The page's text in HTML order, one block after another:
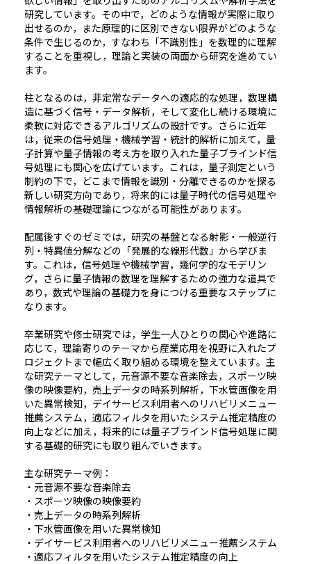
研究しています。その中で，どのような情報が実際に取り
出せるのか，また原理的に区別できない限界がどのような
条件で生じるのか，すなわち「不識別性」を数理的に理解
することを重視し，理論と実装の両面から研究を進めてい
ます。
柱となるのは，非定常なデータへの適応的な処理，数理構
造に基づく信号・データ解析，そして変化し続ける環境に
柔軟に対応できるアルゴリズムの設計です。さらに近年
は，従来の信号処理・機械学習・統計的解析に加えて，量
子計算や量子情報の考え方を取り入れた量子ブラインド信
号処理にも関心を広げています。これは，量子測定という
制約の下で，どこまで情報を識別・分離できるのかを探る
新しい研究方向であり，将来的には量子時代の信号処理や
情報解析の基礎理論につながる可能性があります。
配属後すぐのゼミでは，研究の基盤となる射影・一般逆行
列・特異値分解などの「発展的な線形代数」から学びま
す。これは，信号処理や機械学習，幾何学的なモデリン
グ，さらに量子情報の数理を理解するための強力な道具で
あり，数式や理論の基礎力を身につける重要なステップに
なります。
卒業研究や修士研究では，学生一人ひとりの関心や進路に
応じて，理論寄りのテーマから産業応用を視野に入れたプ
ロジェクトまで幅広く取り組める環境を整えています。主
な研究テーマとして，元音源不要な音楽除去，スポーツ映
像の映像要約，売上データの時系列解析，下水管画像を用
いた異常検知，デイサービス利用者へのリハビリメニュー
推薦システム，適応フィルタを用いたシステム推定精度の
向上などに加え，将来的には量子ブラインド信号処理に関
する基礎的研究にも取り組んでいきます。
主な研究テーマ例：
・元音源不要な音楽除去
・スポーツ映像の映像要約
・売上データの時系列解析
・下水管画像を用いた異常検知
・デイサービス利用者へのリハビリメニュー推薦システム
・適応フィルタを用いたシステム推定精度の向上